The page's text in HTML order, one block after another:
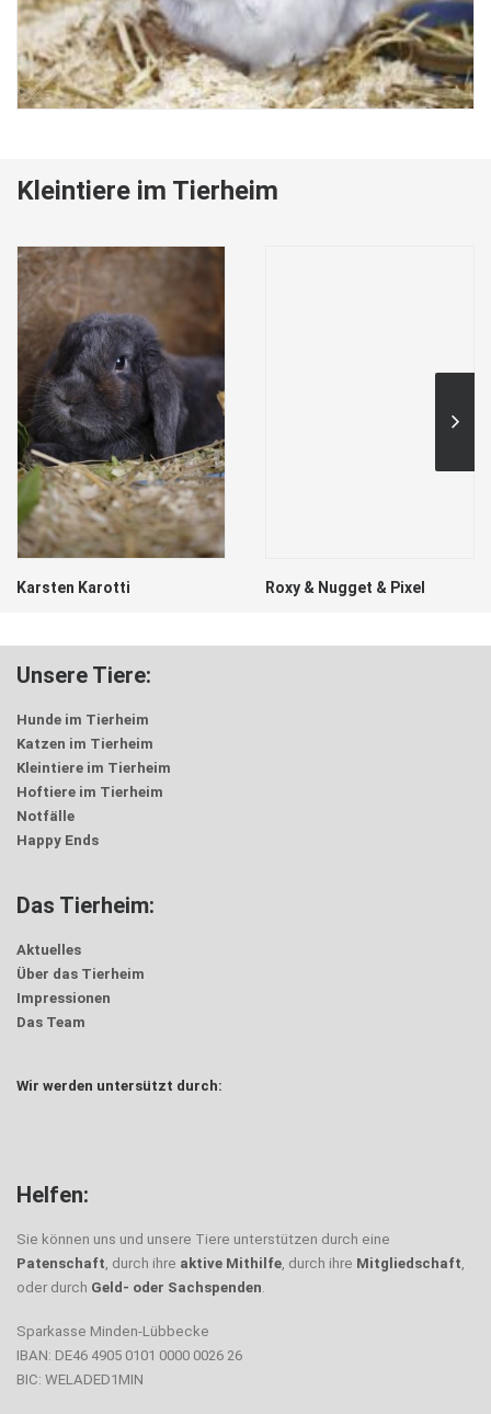
Kleintiere im Tierheim
Karsten Karotti Roxy & Nugget & Pixel
Unsere Tiere:
Hunde im Tierheim
Katzen im Tierheim
Kleintiere im Tierheim
Hoftiere im Tierheim
Notfälle
Happy Ends
Das Tierheim:
Aktuelles
Über das Tierheim
Impressionen
Das Team
Wir werden untersützt durch:
Helfen:
Sie können uns und unsere Tiere unterstützen durch eine
Patenschaft, durch ihre aktive Mithilfe, durch ihre Mitgliedschaft,
oder durch Geld- oder Sachspenden.
Sparkasse Minden-Lübbecke
IBAN: DE46 4905 0101 0000 0026 26
BIC: WELADED1MIN